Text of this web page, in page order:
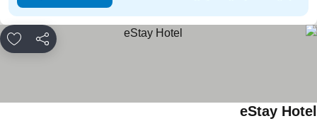
مشاركة
eStay